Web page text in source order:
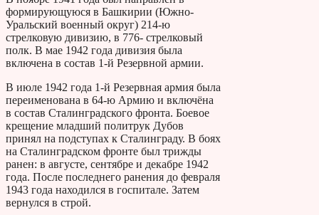
формирующуюся в Башкирии (Южно-
Уральский военный округ) 214-ю
стрелковую дивизию, в 776- стрелковый
полк. В мае 1942 года дивизия была
включена в состав 1-й Резервной армии.
В июле 1942 года 1-й Резервная армия была
переименована в 64-ю Армию и включёна
в состав Сталинградского фронта. Боевое
крещение младший политрук Дубов
принял на подступах к Сталинграду. В боях
на Сталинградском фронте был трижды
ранен: в августе, сентябре и декабре 1942
года. После последнего ранения до февраля
1943 года находился в госпитале. Затем
вернулся в строй.